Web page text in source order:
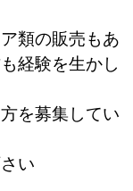
類の販売もあ
経験を生かし
を募集してい
い